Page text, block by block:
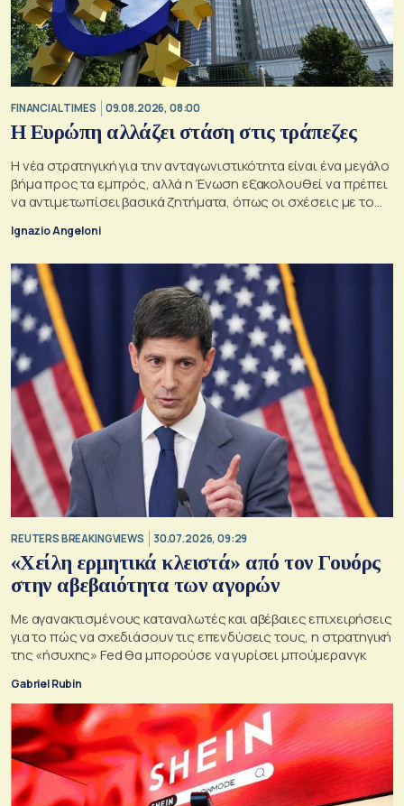
FINANCIAL TIMES 09.08.2026, 08:00
Η Ευρώπη αλλάζει στάση στις τράπεζες
Η νέα στρατηγική για την ανταγωνιστικότητα είναι ένα μεγάλο
βήμα προς τα εμπρός, αλλά η Ένωση εξακολουθεί να πρέπει
να αντιμετωπίσει βασικά ζητήματα, όπως οι σχέσεις με το
Ignazio Angeloni
REUTERS BREAKINGVIEWS 30.07.2026, 09:29
«Χείλη ερμητικά κλειστά» από τον Γουόρς
στην αβεβαιότητα των αγορών
Με αγανακτισμένους καταναλωτές και αβέβαιες επιχειρήσεις
για το πώς να σχεδιάσουν τις επενδύσεις τους, η στρατηγική
της «ήσυχης» Fed θα μπορούσε να γυρίσει μπούμερανγκ
Gabriel Rubin